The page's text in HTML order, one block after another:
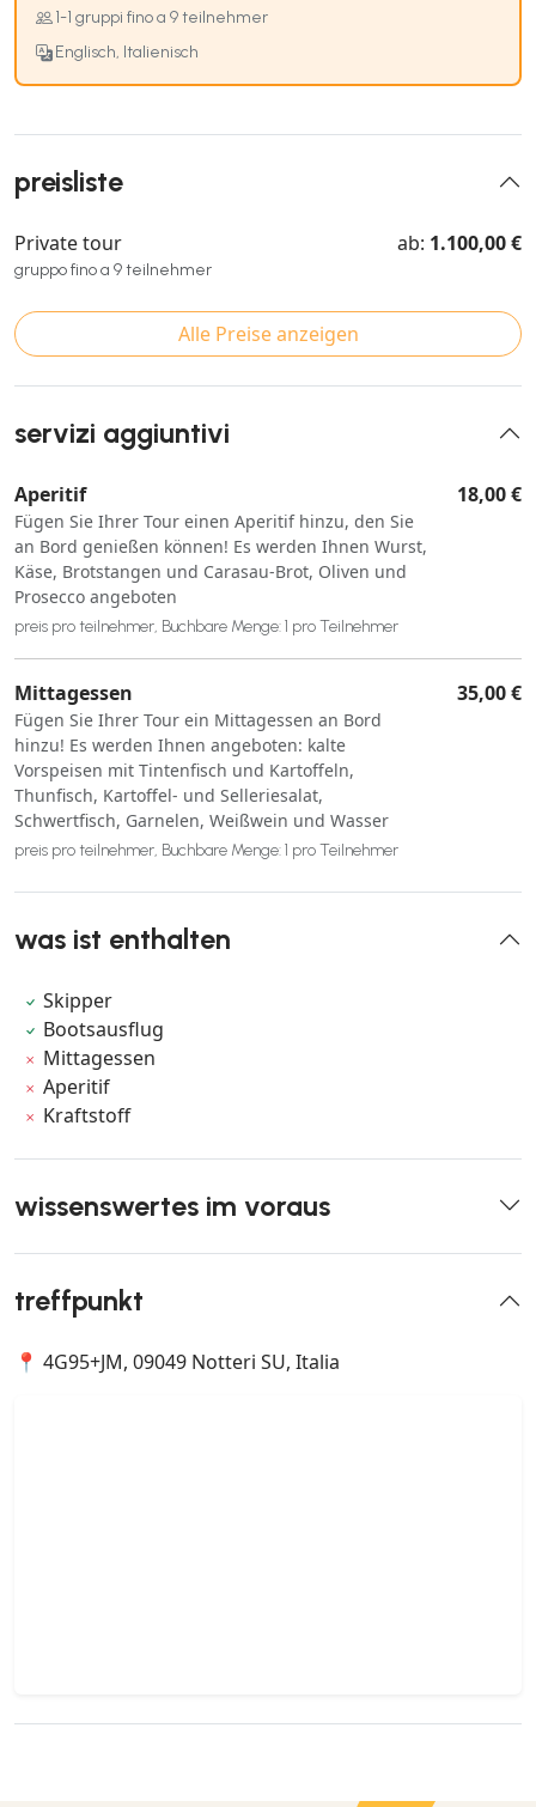
1-1 gruppi fino a 9 teilnehmer
Englisch, Italienisch
preisliste
Private tour
gruppo fino a 9 teilnehmer
ab: 1.100,00 €
Alle Preise anzeigen
servizi aggiuntivi
Aperitif
Fügen Sie Ihrer Tour einen Aperitif hinzu, den Sie
an Bord genießen können! Es werden Ihnen Wurst,
Käse, Brotstangen und Carasau-Brot, Oliven und
Prosecco angeboten
18,00 €
preis pro teilnehmer, Buchbare Menge: 1 pro Teilnehmer
Mittagessen
Fügen Sie Ihrer Tour ein Mittagessen an Bord
hinzu! Es werden Ihnen angeboten: kalte
Vorspeisen mit Tintenfisch und Kartoffeln,
Thunfisch, Kartoffel- und Selleriesalat,
Schwertfisch, Garnelen, Weißwein und Wasser
35,00 €
preis pro teilnehmer, Buchbare Menge: 1 pro Teilnehmer
was ist enthalten
Skipper
Bootsausflug
Mittagessen
Aperitif
Kraftstoff
wissenswertes im voraus
treffpunkt
📍 4G95+JM, 09049 Notteri SU, Italia